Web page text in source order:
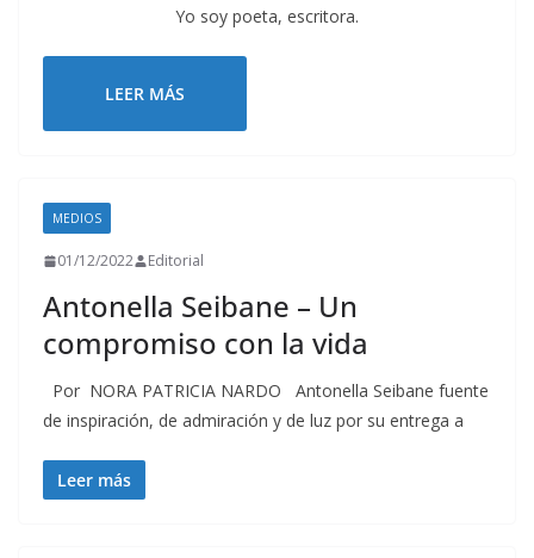
Yo soy poeta, escritora.
LEER MÁS
MEDIOS
01/12/2022 Editorial
Antonella Seibane – Un
compromiso con la vida
Por NORA PATRICIA NARDO Antonella Seibane fuente
de inspiración, de admiración y de luz por su entrega a
Leer más